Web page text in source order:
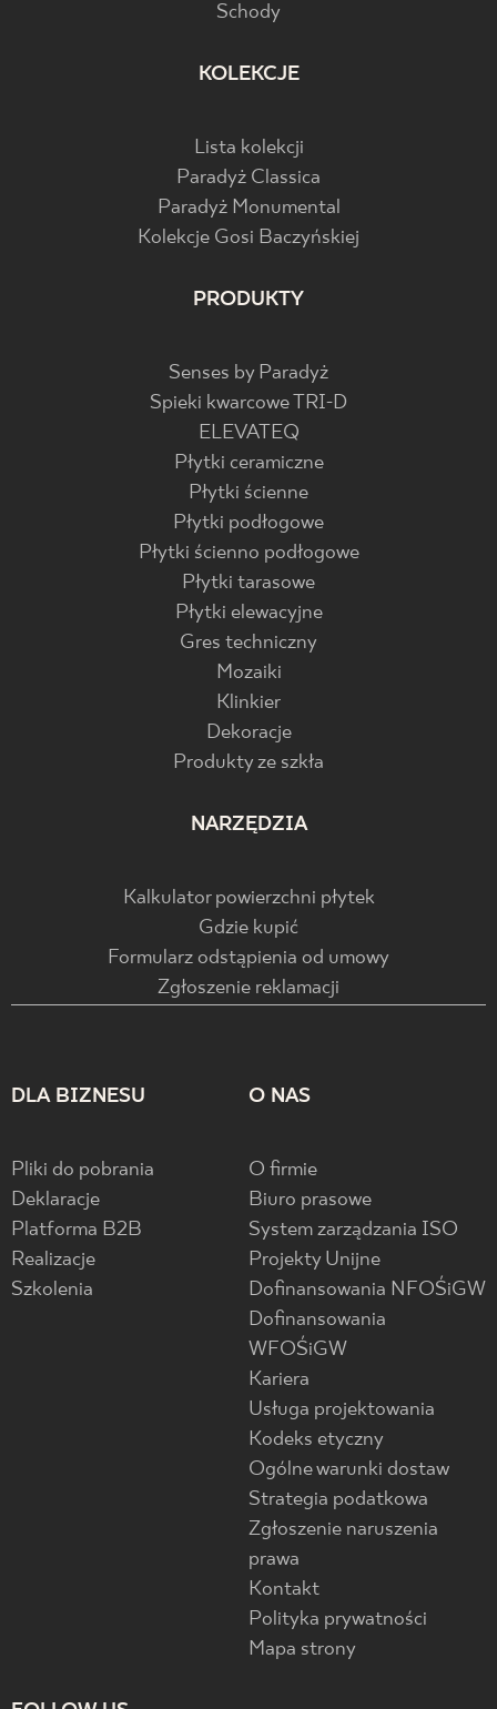
Schody
KOLEKCJE
Lista kolekcji
Paradyż Classica
Paradyż Monumental
Kolekcje Gosi Baczyńskiej
PRODUKTY
Senses by Paradyż
Spieki kwarcowe TRI-D
ELEVATEQ
Płytki ceramiczne
Płytki ścienne
Płytki podłogowe
Płytki ścienno podłogowe
Płytki tarasowe
Płytki elewacyjne
Gres techniczny
Mozaiki
Klinkier
Dekoracje
Produkty ze szkła
NARZĘDZIA
Kalkulator powierzchni płytek
Gdzie kupić
Formularz odstąpienia od umowy
Zgłoszenie reklamacji
DLA BIZNESU
Pliki do pobrania
Deklaracje
Platforma B2B
Realizacje
Szkolenia
O NAS
O firmie
Biuro prasowe
System zarządzania ISO
Projekty Unijne
Dofinansowania NFOŚiGW
Dofinansowania
WFOŚiGW
Kariera
Usługa projektowania
Kodeks etyczny
Ogólne warunki dostaw
Strategia podatkowa
Zgłoszenie naruszenia
prawa
Kontakt
Polityka prywatności
Mapa strony